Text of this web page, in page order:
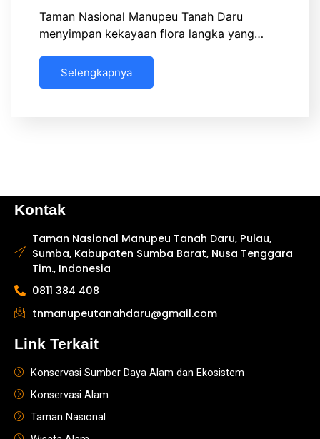
Taman Nasional Manupeu Tanah Daru
menyimpan kekayaan flora langka yang…
Selengkapnya
Kontak
Taman Nasional Manupeu Tanah Daru, Pulau,
Sumba, Kabupaten Sumba Barat, Nusa Tenggara
Tim., Indonesia
0811 384 408
tnmanupeutanahdaru@gmail.com
Link Terkait
Konservasi Sumber Daya Alam dan Ekosistem
Konservasi Alam
Taman Nasional